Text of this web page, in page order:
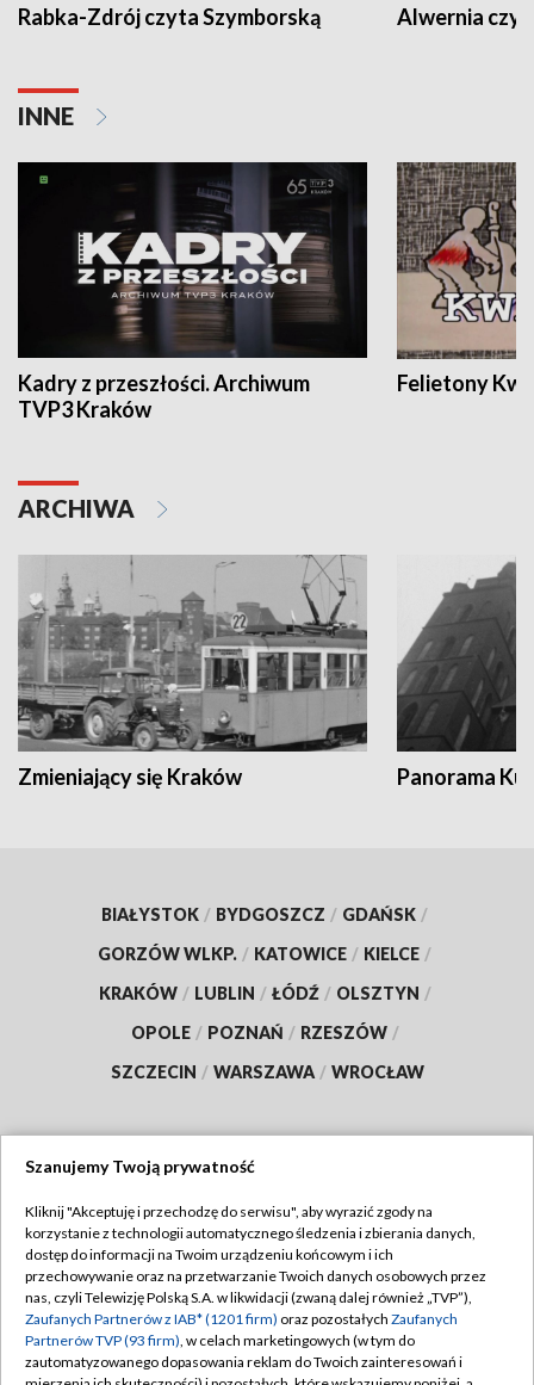
Rabka-Zdrój czyta Szymborską Alwernia
INNE
Kadry z przeszłości. Archiwum
TVP3 Kraków
Felietony
ARCHIWA
Zmieniający się Kraków Panorama
BIAŁYSTOK / BYDGOSZCZ / GDAŃSK /
GORZÓW WLKP. / KATOWICE / KIELCE /
KRAKÓW / LUBLIN / ŁÓDŹ / OLSZTYN /
OPOLE / POZNAŃ / RZESZÓW /
SZCZECIN / WARSZAWA / WROCŁAW
TVP
Abonament TVP
Emisja w TVP
Centrum informacji TVP
Regulamin TVP
Polityka prywatności
Moje zgody
Szanujemy Twoją prywatność
Kliknij "Akceptuję i przechodzę do serwisu", aby wyrazić zgody na
korzystanie z technologii automatycznego śledzenia i zbierania danych,
dostęp do informacji na Twoim urządzeniu końcowym i ich
przechowywanie oraz na przetwarzanie Twoich danych osobowych przez
nas, czyli Telewizję Polską S.A. w likwidacji (zwaną dalej również „TVP”),
Zaufanych Partnerów z IAB* (1201 firm) oraz pozostałych Zaufanych
Partnerów TVP (93 firm), w celach marketingowych (w tym do
zautomatyzowanego dopasowania reklam do Twoich zainteresowań i